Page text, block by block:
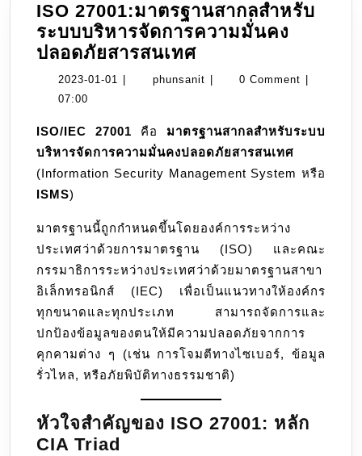
ISO 27001:มาตรฐานสากลสำหรับ
ระบบบริหารจัดการความมั่นคง
ปลอดภัยสารสนเทศISO
27001:มาตรฐาน
ระบบ
บริหาร
จัดการ
มั่นคง
ปลอดภัย
สารสนเทศ
2023-01-01 2023- phunsanit phunsanit0 Comment
07:00
ISO/IEC 27001 คือ มาตรฐานสากลสำหรับระบบ
บริหารจัดการความมั่นคงปลอดภัยสารสนเทศ
(Information Security Management System หรือ
ISMS)
มาตรฐานนี้ถูกกำหนดขึ้นโดยองค์การระหว่าง
ประเทศว่าด้วยการมาตรฐาน (ISO) และคณะ
กรรมาธิการระหว่างประเทศว่าด้วยมาตรฐานสาขา
อิเล็กทรอนิกส์ (IEC) เพื่อเป็นแนวทางให้องค์กร
ทุกขนาดและทุกประเภท สามารถจัดการและ
ปกป้องข้อมูลของตนให้มีความปลอดภัยจากการ
คุกคามต่าง ๆ (เช่น การโจมตีทางไซเบอร์, ข้อมูล
รั่วไหล, หรือภัยพิบัติทางธรรมชาติ)
หัวใจสำคัญของ ISO 27001: หลัก
CIA Triad